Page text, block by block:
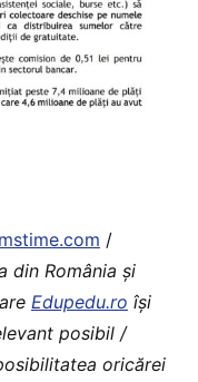
/
din România şi
Edupedu.ro îşi
posibil /
oricărei